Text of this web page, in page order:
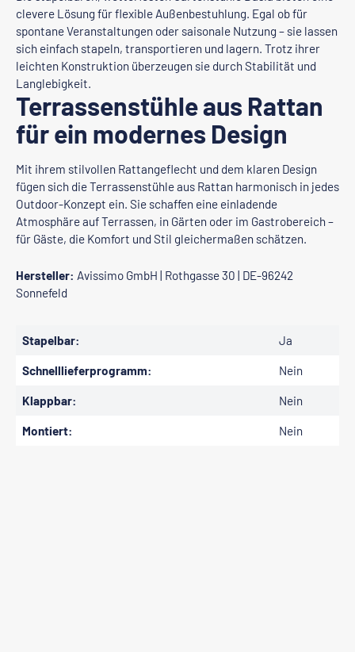
clevere Lösung für flexible Außenbestuhlung. Egal ob für
spontane Veranstaltungen oder saisonale Nutzung – sie lassen
sich einfach stapeln, transportieren und lagern. Trotz ihrer
leichten Konstruktion überzeugen sie durch Stabilität und
Langlebigkeit.
Terrassenstühle aus Rattan
für ein modernes Design
Mit ihrem stilvollen Rattangeflecht und dem klaren Design
fügen sich die Terrassenstühle aus Rattan harmonisch in jedes
Outdoor-Konzept ein. Sie schaffen eine einladende
Atmosphäre auf Terrassen, in Gärten oder im Gastrobereich –
für Gäste, die Komfort und Stil gleichermaßen schätzen.
Hersteller: Avissimo GmbH | Rothgasse 30 | DE-96242
Sonnefeld
Stapelbar: Ja
Schnelllieferprogramm: Nein
Klappbar: Nein
Montiert: Nein